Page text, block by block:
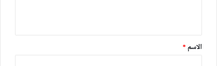
*
الاسم *